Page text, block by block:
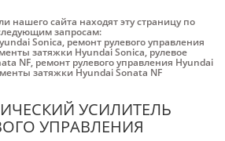
нашего сайта находят эту страницу по
запросам:
Sonica, ремонт рулевого управления
затяжки Hyundai Sonica,рулевое
NF, ремонт рулевого управления Hyundai
затяжки Hyundai Sonata NF
УСИЛИТЕЛЬ
УПРАВЛЕНИЯ